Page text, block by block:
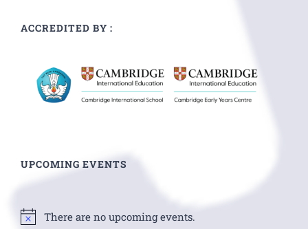
ACCREDITED BY :
UPCOMING EVENTS
There are no upcoming events.